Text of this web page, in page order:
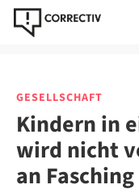
GESELLSCHAFT
Kindern in
wird nicht
an